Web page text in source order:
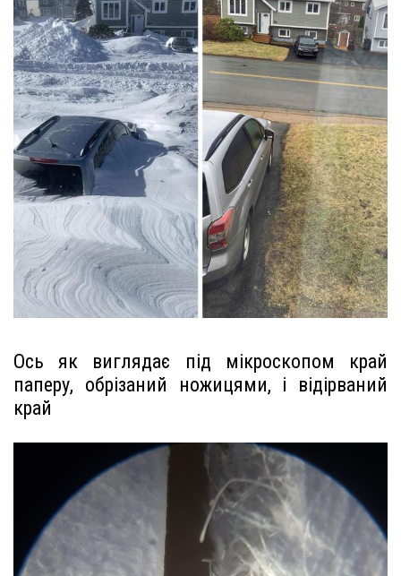
Ось як виглядає під мікроскопом край
паперу, обрізаний ножицями, і відірваний
край